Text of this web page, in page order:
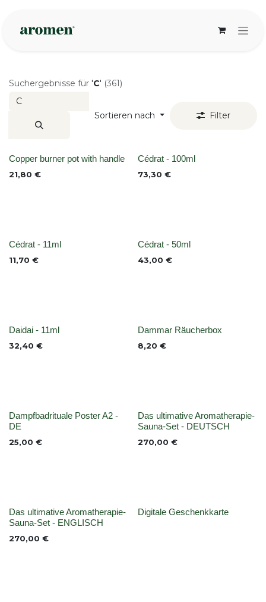
Suchergebnisse für 'C' (361)
Sortieren nach Filter
None
Copper burner pot with handle
21,80 € None
Cédrat - 100ml
73,30 €
None
Cédrat - 11ml
11,70 € None
Cédrat - 50ml
43,00 €
Nicht vorrättig
Daidai - 11ml
32,40 € None
Dammar Räucherbox
8,20 €
None
Dampfbadrituale Poster A2 -
DE
25,00 €
None
Das ultimative Aromatherapie-
Sauna-Set - DEUTSCH
270,00 €
None
Das ultimative Aromatherapie-
Sauna-Set - ENGLISCH
270,00 €
None
Digitale Geschenkkarte